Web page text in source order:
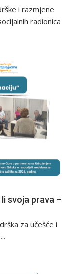
i razmjene
radionica
svoja prava –
za učešće i